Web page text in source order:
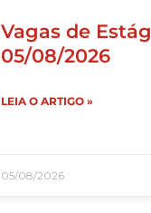
Vagas de
05/08/2026
LEIA O ARTIGO »
05/08/2026